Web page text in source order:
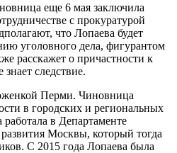
еще 6 мая заключила
с прокуратурой
что Лопаева будет
уголовного дела, фигурантом
расскажет о причастности к
следствие.
Перми. Чиновница
в городских и региональных
в Департаменте
Москвы, который тогда
С 2015 года Лопаева была